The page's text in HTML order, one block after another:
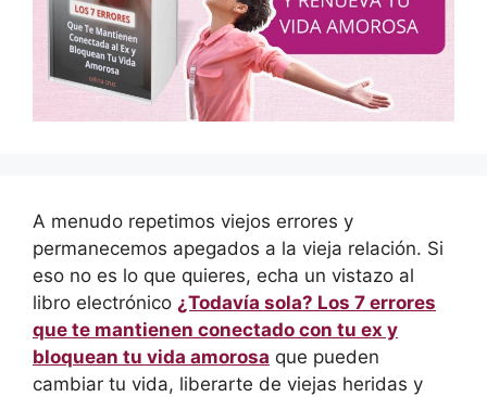
A menudo repetimos viejos errores y
permanecemos apegados a la vieja relación. Si
eso no es lo que quieres, echa un vistazo al
libro electrónico ¿Todavía sola? Los 7 errores
que te mantienen conectado con tu ex y
bloquean tu vida amorosa que pueden
cambiar tu vida, liberarte de viejas heridas y